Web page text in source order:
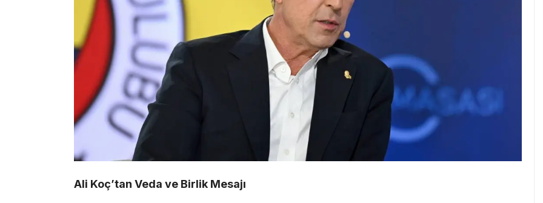
Ali Koç’tan Veda ve Birlik Mesajı